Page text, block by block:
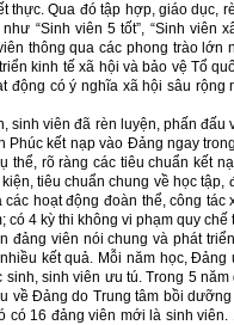
thực. Qua đó tập hợp, giáo dục,
“Sinh viên 5 tốt”, “Sinh viên
thông qua các phong trào lớn
kinh tế xã hội và bảo vệ Tổ
có ý nghĩa xã hội sâu rộng
sinh viên đã rèn luyện, phấn
kết nạp vào Đảng ngay
rõ ràng các tiêu chuẩn kết
tiêu chuẩn chung về học
hoạt động đoàn thể, công
4 kỳ thi không vi phạm quy
đảng viên nói chung và phát
kết quả. Mỗi năm học,
sinh viên ưu tú. Trong 5
về Đảng do Trung tâm bồi
có 16 đảng viên mới là sinh